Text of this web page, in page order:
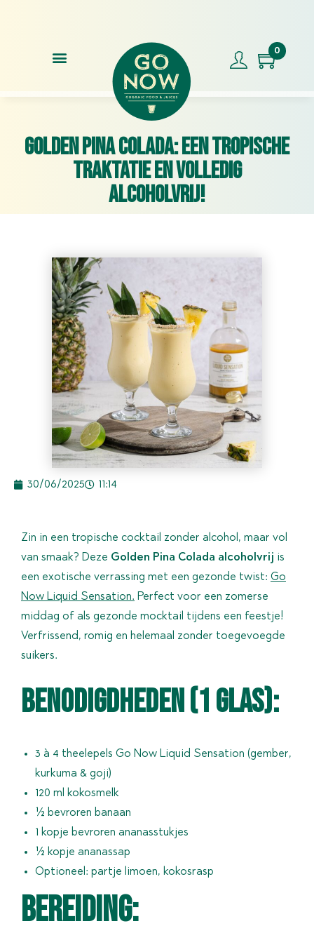
0
Golden Pina Colada: een tropische
traktatie en volledig
alcoholvrij!
30/06/2025 11:14
Zin in een tropische cocktail zonder alcohol, maar vol
van smaak? Deze Golden Pina Colada alcoholvrij is
een exotische verrassing met een gezonde twist: Go
Now Liquid Sensation. Perfect voor een zomerse
middag of als gezonde mocktail tijdens een feestje!
Verfrissend, romig en helemaal zonder toegevoegde
suikers.
Benodigdheden (1 glas):
3 à 4 theelepels Go Now Liquid Sensation (gember,
kurkuma & goji)
120 ml kokosmelk
½ bevroren banaan
1 kopje bevroren ananasstukjes
½ kopje ananassap
Optioneel: partje limoen, kokosrasp
BEREIDING: